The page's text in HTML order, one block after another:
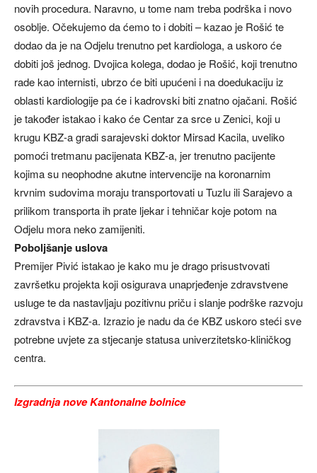
novih procedura. Naravno, u tome nam treba podrška i novo
osoblje. Očekujemo da ćemo to i dobiti – kazao je Rošić te
dodao da je na Odjelu trenutno pet kardiologa, a uskoro će
dobiti još jednog. Dvojica kolega, dodao je Rošić, koji trenutno
rade kao internisti, ubrzo će biti upućeni i na doedukaciju iz
oblasti kardiologije pa će i kadrovski biti znatno ojačani. Rošić
je također istakao i kako će Centar za srce u Zenici, koji u
krugu KBZ-a gradi sarajevski doktor Mirsad Kacila, uveliko
pomoći tretmanu pacijenata KBZ-a, jer trenutno pacijente
kojima su neophodne akutne intervencije na koronarnim
krvnim sudovima moraju transportovati u Tuzlu ili Sarajevo a
prilikom transporta ih prate ljekar i tehničar koje potom na
Odjelu mora neko zamijeniti.
Poboljšanje uslova
Premijer Pivić istakao je kako mu je drago prisustvovati
završetku projekta koji osigurava unaprjeđenje zdravstvene
usluge te da nastavljaju pozitivnu priču i slanje podrške razvoju
zdravstva i KBZ-a. Izrazio je nadu da će KBZ uskoro steći sve
potrebne uvjete za stjecanje statusa univerzitetsko-kliničkog
centra.
Izgradnja nove Kantonalne bolnice